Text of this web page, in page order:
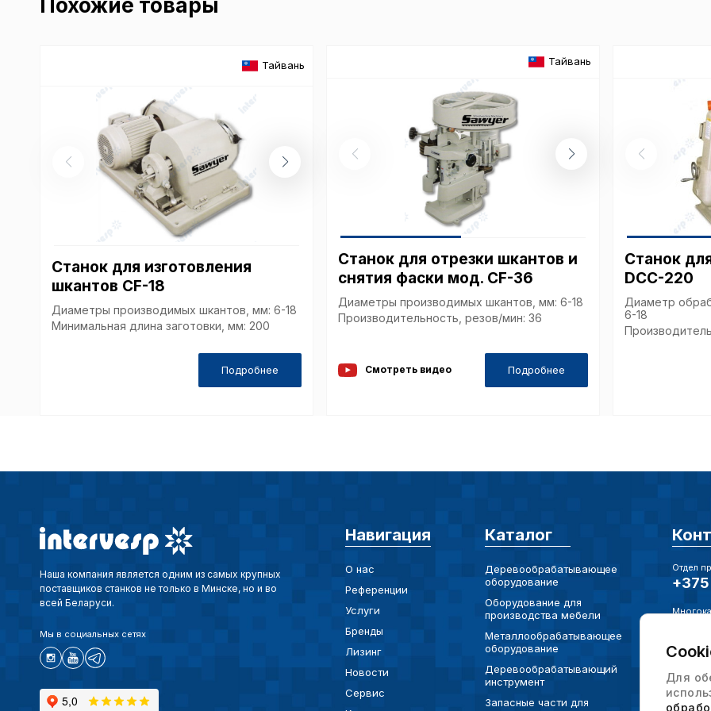
Похожие товары
Тайвань
Станок для изготовления
шкантов CF-18
Диаметры производимых шкантов, мм: 6-18
Минимальная длина заготовки, мм: 200
Подробнее
Тайвань
Станок для отрезки шкантов и
снятия фаски мод. CF-36
Диаметры производимых шкантов, мм: 6-18
Производительность, резов/мин: 36
Смотреть видео Подробнее
Станок
DCC-220
Диаметр
6-18
Наша компания является одним из самых крупных
поставщиков станков не только в Минске, но и во
всей Беларуси.
Мы в социальных сетях
Навигация
О нас
Референции
Услуги
Бренды
Лизинг
Новости
Сервис
Каталог
Деревообрабатывающее
оборудование
Оборудование для
производства мебели
Металлообрабатывающее
оборудование
Деревообрабатывающий
инструмент
Запасные части для
Отдел
Юр.
Для
,
Внимание:
страницы